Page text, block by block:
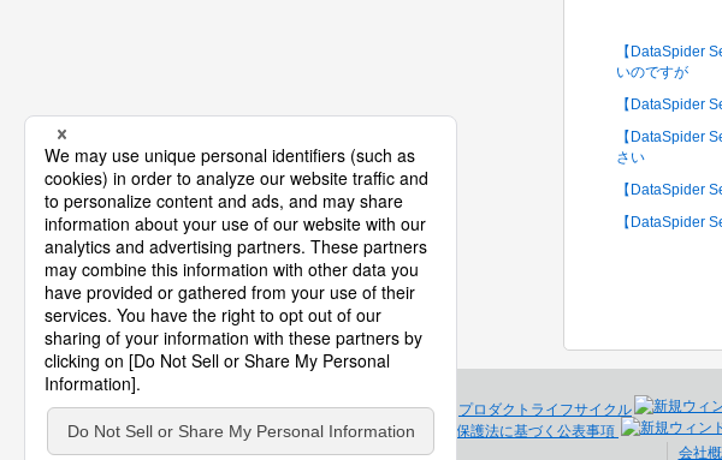
【DataSpider
いのですが
【DataSpider
【DataSpider
さい
【DataSpider
【DataSpider
プロダクトライフサイクル
個人情報保護法に基づく公表事項
会社